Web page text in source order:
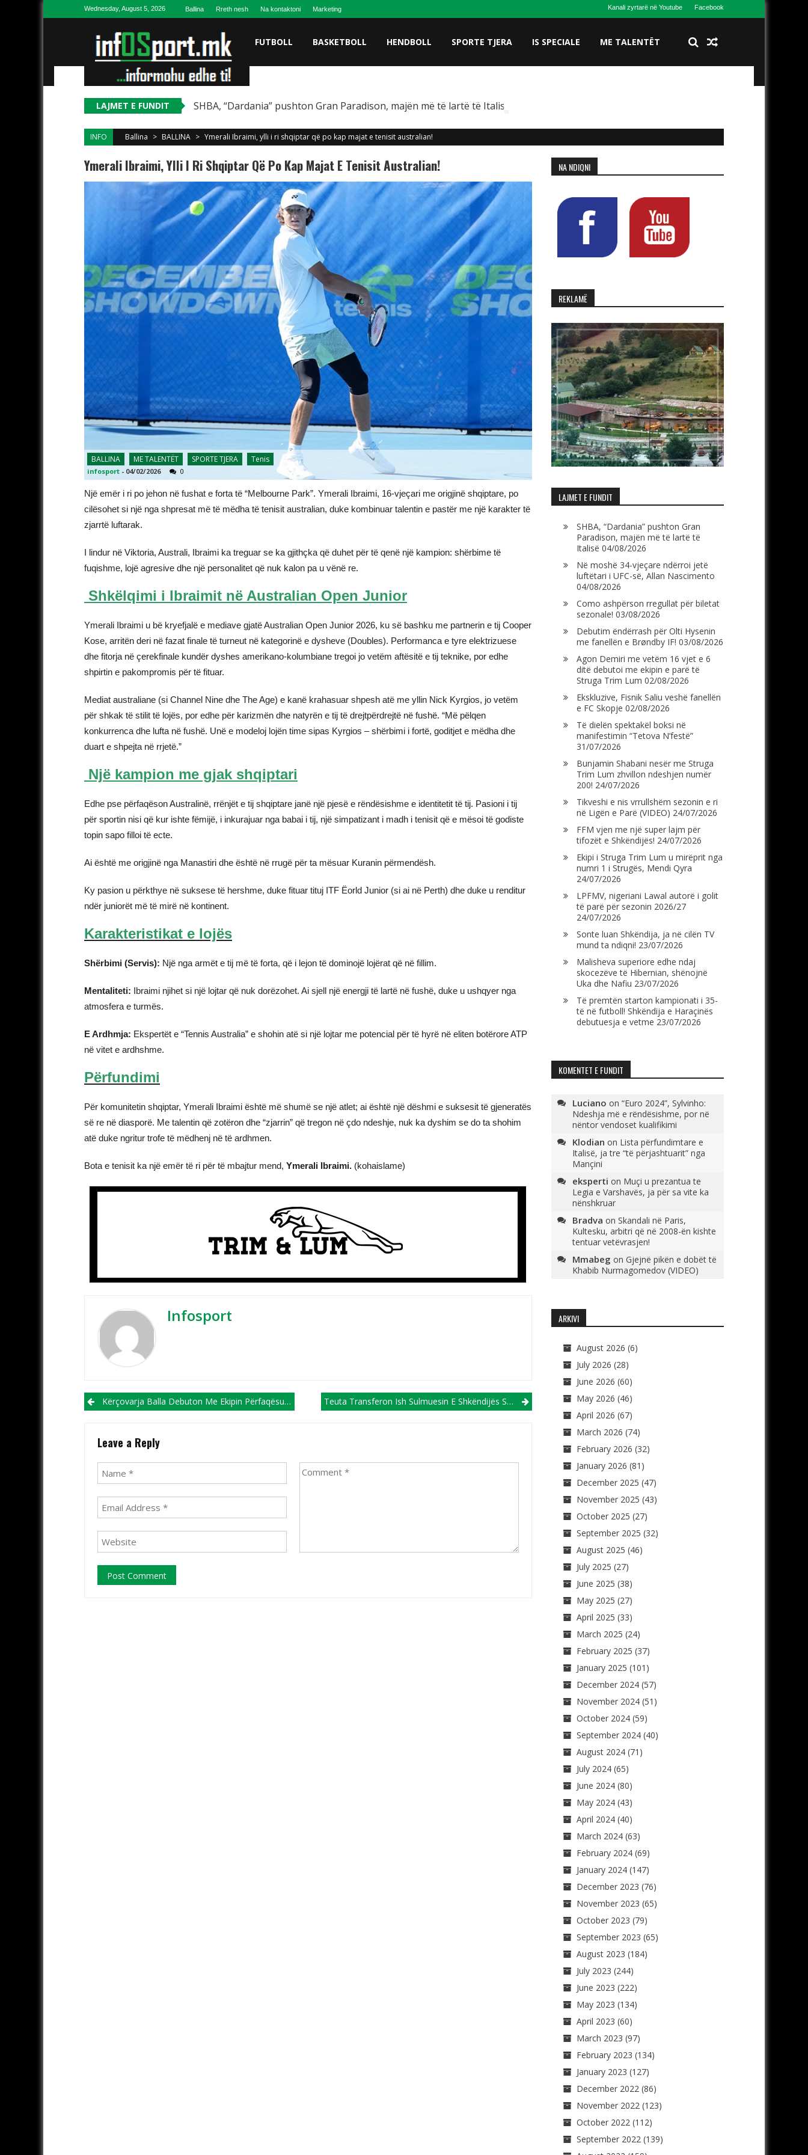
Skip to contentWednesday, August 5, 2026 Ballina Rreth nesh Na kontaktoni Marketing Kanali zyrtarë në Youtube Facebook
FUTBOLL BASKETBOLL HENDBOLL SPORTE TJERA IS SPECIALE ME TALENTËT
LAJMET E FUNDIT SHBA, “Dardania” pushton Gran Paradison, majën më të lartë të Italisë
INFO Ballina > BALLINA > Ymerali Ibraimi, ylli i ri shqiptar që po kap majat e tenisit australian!
Ymerali Ibraimi, Ylli I Ri Shqiptar Që Po Kap Majat E Tenisit Australian!
BALLINA ME TALENTËT SPORTE TJERA Tenis
infosport - 04/02/2026 0
Një emër i ri po jehon në fushat e forta të “Melbourne Park”. Ymerali Ibraimi, 16-vjeçari me origjinë shqiptare, po
cilësohet si një nga shpresat më të mëdha të tenisit australian, duke kombinuar talentin e pastër me një karakter të
zjarrtë luftarak.
I lindur në Viktoria, Australi, Ibraimi ka treguar se ka gjithçka që duhet për të qenë një kampion: shërbime të
fuqishme, lojë agresive dhe një personalitet që nuk kalon pa u vënë re.
Shkëlqimi i Ibraimit në Australian Open Junior
Ymerali Ibraimi u bë kryefjalë e mediave gjatë Australian Open Junior 2026, ku së bashku me partnerin e tij Cooper
Kose, arritën deri në fazat finale të turneut në kategorinë e dysheve (Doubles). Performanca e tyre elektrizuese
dhe fitorja në çerekfinale kundër dyshes amerikano-kolumbiane tregoi jo vetëm aftësitë e tij teknike, por edhe
shpirtin e pakompromis për të fituar.
Mediat australiane (si Channel Nine dhe The Age) e kanë krahasuar shpesh atë me yllin Nick Kyrgios, jo vetëm
për shkak të stilit të lojës, por edhe për karizmën dhe natyrën e tij të drejtpërdrejtë në fushë. “Më pëlqen
konkurrenca dhe lufta në fushë. Unë e modeloj lojën time sipas Kyrgios – shërbimi i fortë, goditjet e mëdha dhe
duart e shpejta në rrjetë.”
Një kampion me gjak shqiptari
Edhe pse përfaqëson Australinë, rrënjët e tij shqiptare janë një pjesë e rëndësishme e identitetit të tij. Pasioni i tij
për sportin nisi që kur ishte fëmijë, i inkurajuar nga babai i tij, një simpatizant i madh i tenisit që e mësoi të godiste
topin sapo filloi të ecte.
Ai është me origjinë nga Manastiri dhe është në rrugë për ta mësuar Kuranin përmendësh.
Ky pasion u përkthye në suksese të hershme, duke fituar tituj ITF Ëorld Junior (si ai në Perth) dhe duke u renditur
ndër juniorët më të mirë në kontinent.
Karakteristikat e lojës
Shërbimi (Servis): Një nga armët e tij më të forta, që i lejon të dominojë lojërat që në fillim.
Mentaliteti: Ibraimi njihet si një lojtar që nuk dorëzohet. Ai sjell një energji të lartë në fushë, duke u ushqyer nga
atmosfera e turmës.
E Ardhmja: Ekspertët e “Tennis Australia” e shohin atë si një lojtar me potencial për të hyrë në eliten botërore ATP
në vitet e ardhshme.
Përfundimi
Për komunitetin shqiptar, Ymerali Ibraimi është më shumë se një atlet; ai është një dëshmi e suksesit të gjeneratës
së re në diasporë. Me talentin që zotëron dhe “zjarrin” që tregon në çdo ndeshje, nuk ka dyshim se do ta shohim
atë duke ngritur trofe të mëdhenj në të ardhmen.
Bota e tenisit ka një emër të ri për të mbajtur mend, Ymerali Ibraimi. (kohaislame)
Infosport
Post navigation
Kërçovarja Balla Debuton Me Ekipin Përfaqësues Të Femrave U17 Teuta Transferon Ish Sulmuesin E Shkëndijës Së Tetovës!
Leave a Reply
NA NDIQNI
REKLAMË
LAJMET E FUNDIT
SHBA, “Dardania” pushton Gran
Paradison, majën më të lartë të
Italisë 04/08/2026
Në moshë 34-vjeçare ndërroi jetë
luftëtari i UFC-së, Allan Nascimento
04/08/2026
Como ashpërson rregullat për biletat
sezonale! 03/08/2026
Debutim ëndërrash për Olti Hysenin
me fanellën e Brøndby IF! 03/08/2026
Agon Demiri me vetëm 16 vjet e 6
ditë debutoi me ekipin e parë të
Struga Trim Lum 02/08/2026
Ekskluzive, Fisnik Saliu veshë fanellën
e FC Skopje 02/08/2026
Të dielën spektakël boksi në
manifestimin “Tetova N’festë”
31/07/2026
Bunjamin Shabani nesër me Struga
Trim Lum zhvillon ndeshjen numër
200! 24/07/2026
Tikveshi e nis vrrullshëm sezonin e ri
në Ligën e Parë (VIDEO) 24/07/2026
FFM vjen me një super lajm për
tifozët e Shkëndijës! 24/07/2026
Ekipi i Struga Trim Lum u mirëprit nga
numri 1 i Strugës, Mendi Qyra
24/07/2026
LPFMV, nigeriani Lawal autorë i golit
të parë për sezonin 2026/27
24/07/2026
Sonte luan Shkëndija, ja në cilën TV
mund ta ndiqni! 23/07/2026
Malisheva superiore edhe ndaj
skocezëve të Hibernian, shënojnë
Uka dhe Nafiu 23/07/2026
Të premtën starton kampionati i 35-
të në futboll! Shkëndija e Haraçinës
debutuesja e vetme 23/07/2026
KOMENTET E FUNDIT
Luciano on “Euro 2024”, Sylvinho:
Ndeshja më e rëndësishme, por në
nëntor vendoset kualifikimi
Klodian on Lista përfundimtare e
Italisë, ja tre “të përjashtuarit” nga
Mançini
eksperti on Muçi u prezantua te
Legia e Varshavës, ja për sa vite ka
nënshkruar
Bradva on Skandali në Paris,
Kultesku, arbitri që në 2008-ën kishte
tentuar vetëvrasjen!
Mmabeg on Gjejnë pikën e dobët të
Khabib Nurmagomedov (VIDEO)
ARKIVI
August 2026 (6)
July 2026 (28)
June 2026 (60)
May 2026 (46)
April 2026 (67)
March 2026 (74)
February 2026 (32)
January 2026 (81)
December 2025 (47)
November 2025 (43)
October 2025 (27)
September 2025 (32)
August 2025 (46)
July 2025 (27)
June 2025 (38)
May 2025 (27)
April 2025 (33)
March 2025 (24)
February 2025 (37)
January 2025 (101)
December 2024(57)
November 2024(51)
October 2024(59)
September 2024(40)
August 2024(71)
July 2024(65)
June 2024(80)
May 2024(43)
April 2024(40)
March 2024(63)
February 2024(69)
January 2024(147)
December 2023 (76)
November 2023 (65)
October 2023 (79)
September 2023 (65)
August 2023 (184)
July 2023 (244)
June 2023 (222)
May 2023 (134)
April 2023 (60)
March 2023 (97)
February 2023 (134)
January 2023 (127)
December 2022(86)
November 2022(123)
October 2022(112)
September 2022(139)